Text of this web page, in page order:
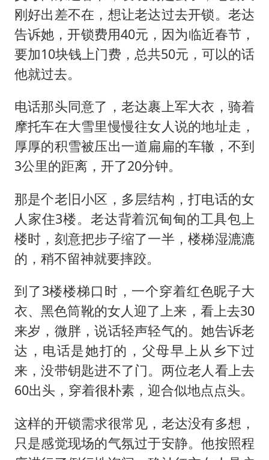
刚好出差不在，想让老达过去开锁。老达
告诉她，开锁费用40元，因为临近春节，
要加10块钱上门费，总共50元，可以的话
他就过去。
电话那头同意了，老达裹上军大衣，骑着
摩托车在大雪里慢慢往女人说的地址走，
厚厚的积雪被压出一道扁扁的车辙，不到
3公里的距离，开了20分钟。
那是个老旧小区，多层结构，打电话的女
人家住3楼。老达背着沉甸甸的工具包上
楼时，刻意把步子缩了一半，楼梯湿漉漉
的，稍不留神就要摔跤。
到了3楼楼梯口时，一个穿着红色昵子大
衣、黑色筒靴的女人迎了上来，看上去30
来岁，微胖，说话轻声轻气的。她告诉老
达，电话是她打的，父母早上从乡下过
来，没带钥匙进不了门。两位老人看上去
60出头，穿着很朴素，迎合似地点点头。
这样的开锁需求很常见，老达没有多想，
只是感觉现场的气氛过于安静。他按照程